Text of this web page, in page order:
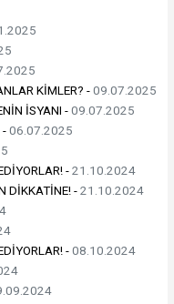
KİMLER? -09.07.2025
İSYANI -09.07.2025
-06.07.2025
-21.10.2024
DİKKATİNE! -21.10.2024
-08.10.2024